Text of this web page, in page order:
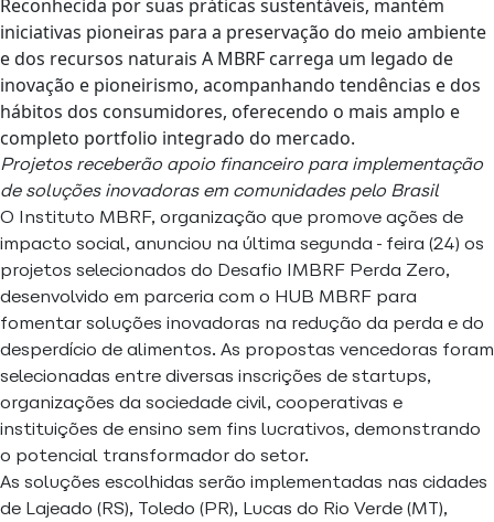
Reconhecida por suas práticas sustentáveis, mantém
iniciativas pioneiras para a preservação do meio ambiente
e dos recursos naturais A MBRF carrega um legado de
inovação e pioneirismo, acompanhando tendências e dos
hábitos dos consumidores, oferecendo o mais amplo e
completo portfolio integrado do mercado.
Projetos receberão apoio financeiro para implementação
de soluções inovadoras em comunidades pelo Brasil
O Instituto MBRF, organização que promove ações de
impacto social, anunciou na última segunda-feira (24) os
projetos selecionados do Desafio IMBRF Perda Zero,
desenvolvido em parceria com o HUB MBRF para
fomentar soluções inovadoras na redução da perda e do
desperdício de alimentos. As propostas vencedoras foram
selecionadas entre diversas inscrições de startups,
organizações da sociedade civil, cooperativas e
instituições de ensino sem fins lucrativos, demonstrando
o potencial transformador do setor.
As soluções escolhidas serão implementadas nas cidades
de Lajeado (RS), Toledo (PR), Lucas do Rio Verde (MT),